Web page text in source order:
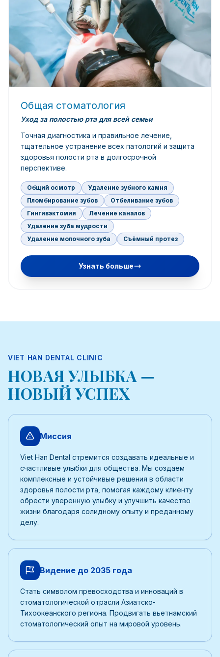
Общая стоматология
Уход за полостью рта для всей семьи
Точная диагностика и правильное лечение,
тщательное устранение всех патологий и защита
здоровья полости рта в долгосрочной
перспективе.
Общий осмотр
Удаление зубного камня
Пломбирование зубов
Отбеливание зубов
Гингивэктомия
Лечение каналов
Удаление зуба мудрости
Удаление молочного зуба
Съёмный протез
Узнать больше
VIET HAN DENTAL CLINIC
НОВАЯ УЛЫБКА —
НОВЫЙ УСПЕХ
Миссия
Viet Han Dental стремится создавать идеальные и
счастливые улыбки для общества. Мы создаем
комплексные и устойчивые решения в области
здоровья полости рта, помогая каждому клиенту
обрести уверенную улыбку и улучшить качество
жизни благодаря солидному опыту и преданному
делу.
Видение до 2035 года
Стать символом превосходства и инноваций в
стоматологической отрасли Азиатско-
Тихоокеанского региона. Продвигать вьетнамский
стоматологический опыт на мировой уровень.